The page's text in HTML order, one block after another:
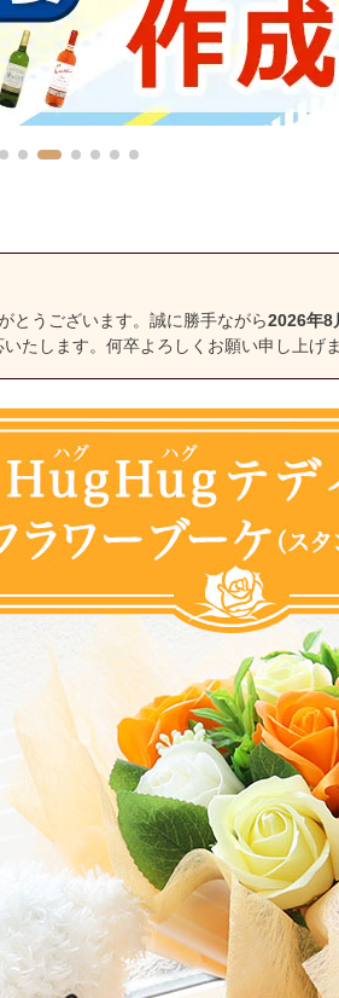
とうございます。誠に勝手ながら2026年8
たします。何卒よろしくお願い申し上げ